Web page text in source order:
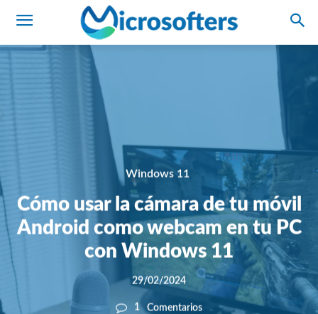
Windows 11
Cómo usar la cámara de tu móvil
Android como webcam en tu PC
con Windows 11
29/02/2024
1 Comentarios